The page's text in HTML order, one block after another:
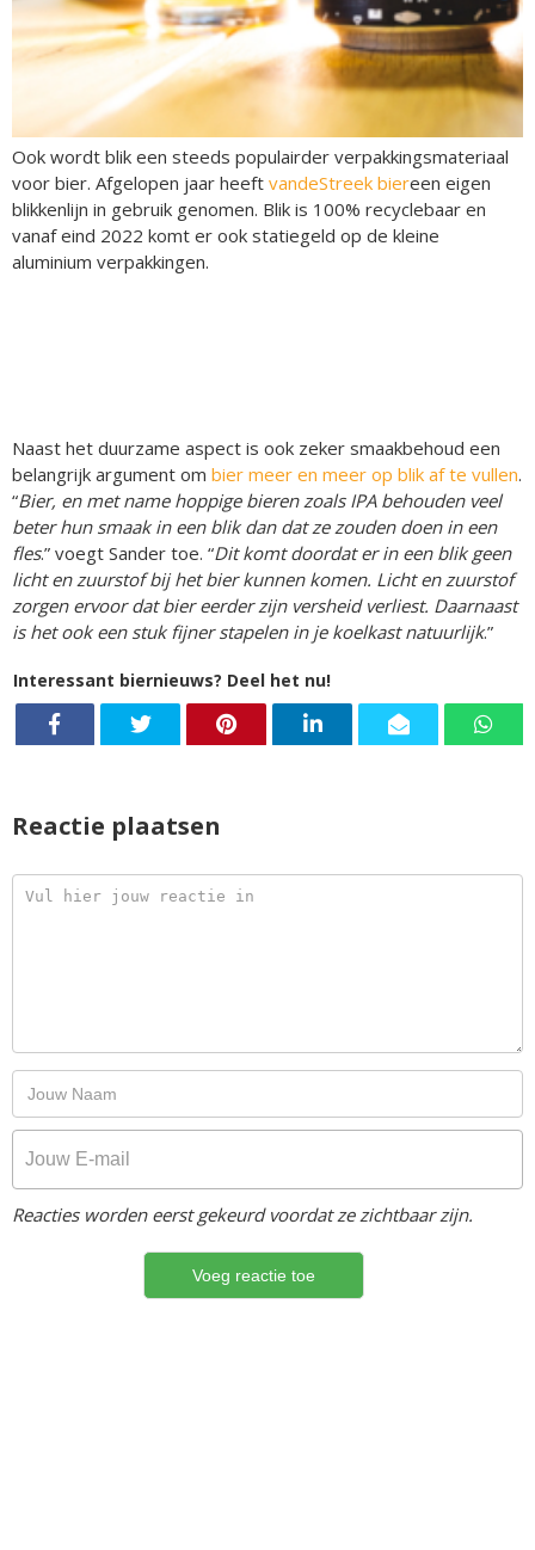
Ook wordt blik een steeds populairder verpakkingsmateriaal
voor bier. Afgelopen jaar heeft vandeStreek biereen eigen
blikkenlijn in gebruik genomen. Blik is 100% recyclebaar en
vanaf eind 2022 komt er ook statiegeld op de kleine
aluminium verpakkingen.
Naast het duurzame aspect is ook zeker smaakbehoud een
belangrijk argument om bier meer en meer op blik af te vullen.
“Bier, en met name hoppige bieren zoals IPA behouden veel
beter hun smaak in een blik dan dat ze zouden doen in een
fles.” voegt Sander toe. “Dit komt doordat er in een blik geen
licht en zuurstof bij het bier kunnen komen. Licht en zuurstof
zorgen ervoor dat bier eerder zijn versheid verliest. Daarnaast
is het ook een stuk fijner stapelen in je koelkast natuurlijk.”
Interessant biernieuws? Deel het nu!
Reactie plaatsen
Reacties worden eerst gekeurd voordat ze zichtbaar zijn.